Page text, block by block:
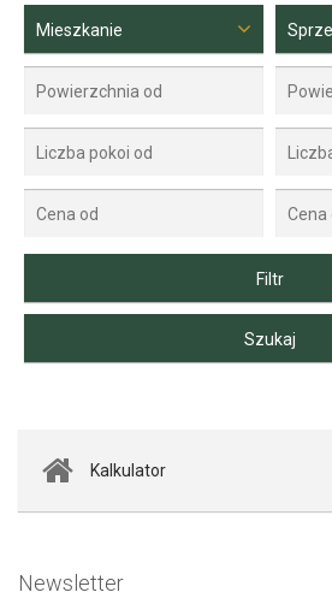
Mieszkanie
Kalkulator
Newsletter